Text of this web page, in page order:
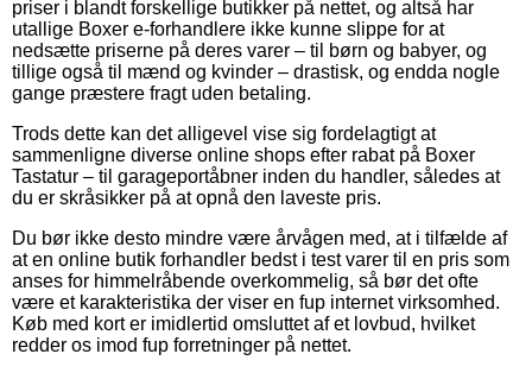
priser i blandt forskellige butikker på nettet, og altså har
utallige Boxer e-forhandlere ikke kunne slippe for at
nedsætte priserne på deres varer – til børn og babyer, og
tillige også til mænd og kvinder – drastisk, og endda nogle
gange præstere fragt uden betaling.
Trods dette kan det alligevel vise sig fordelagtigt at
sammenligne diverse online shops efter rabat på Boxer
Tastatur – til garageportåbner inden du handler, således at
du er skråsikker på at opnå den laveste pris.
Du bør ikke desto mindre være årvågen med, at i tilfælde af
at en online butik forhandler bedst i test varer til en pris som
anses for himmelråbende overkommelig, så bør det ofte
være et karakteristika der viser en fup internet virksomhed.
Køb med kort er imidlertid omsluttet af et lovbud, hvilket
redder os imod fup forretninger på nettet.